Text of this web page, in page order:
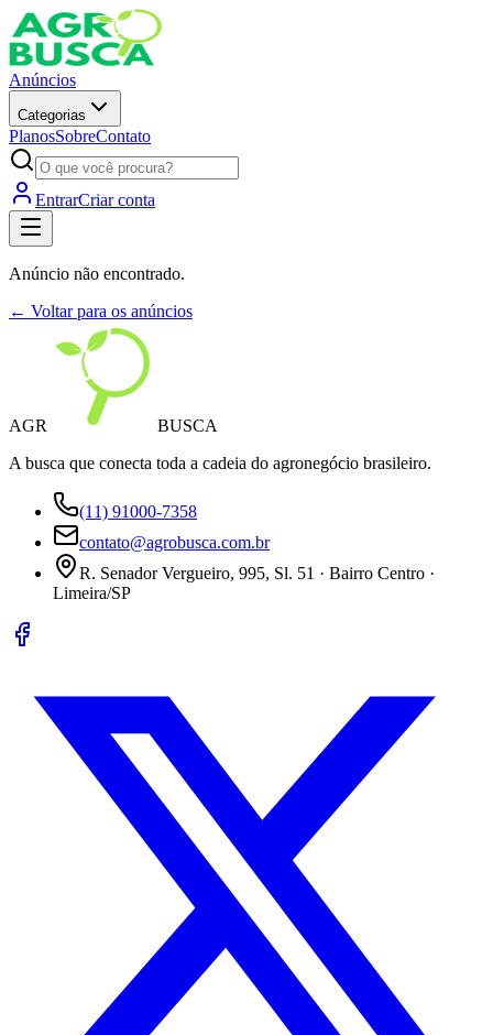
Anúncios
Categorias
PlanosSobreContato
EntrarCriar conta
Anúncio não encontrado.
← Voltar para os anúncios
AGR
BUSCA
A busca que conecta toda a cadeia do agronegócio brasileiro.
(11) 91000-7358
contato@agrobusca.com.br
R. Senador Vergueiro, 995, Sl. 51 · Bairro Centro ·
Limeira/SP